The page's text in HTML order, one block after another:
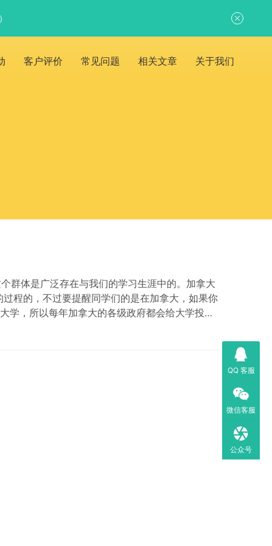
客户评价 常见问题 相关文章 关于我们
群体是广泛存在与我们的学习生涯中的。加拿大
程的，不过要提醒同学们的是在加拿大，如果你
学，所以每年加拿大的各级政府都会给大学投资
QQ 客服
微信客服
公众号